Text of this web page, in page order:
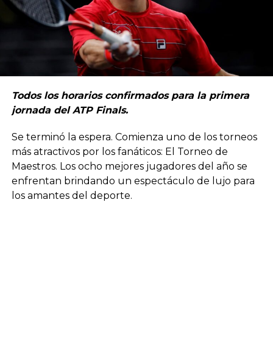
Todos los horarios confirmados para la primera
jornada del ATP Finals.
Se terminó la espera. Comienza uno de los torneos
más atractivos por los fanáticos: El Torneo de
Maestros. Los ocho mejores jugadores del año se
enfrentan brindando un espectáculo de lujo para
los amantes del deporte.